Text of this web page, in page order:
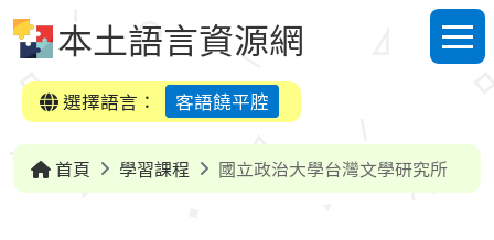
本土語言資源網
選單
選擇語言：
客語饒平腔
首頁 學習課程 國立政治大學台灣文學研究所